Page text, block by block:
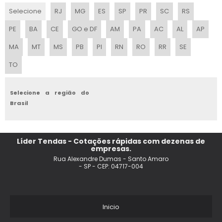
TENDA LONA
TENDA COM FECHAMENTO
TENDAS GIGANTES PERSONALIZADOS INFLAVEIS
FORNECEDORES DE TENDAS PARA EVENTOS
STAND TENDA INFLAVEL
TENDA COBERTURA
Selecione RJ MG ES SP PR SC
RS
PE
BA CE GO e DF AM PA AC AL
AP
MA
MT MS PB PI RN RO RR
SE
TO
Selecione a região do
Brasil
Líder Tendas - Cotações rápidas com dezenas de
empresas.
Rua Alexandre Dumas - Santo Amaro
- SP - CEP: 04717-004
Inicio